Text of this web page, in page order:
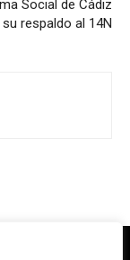
Social de Cádiz
respaldo al 14N